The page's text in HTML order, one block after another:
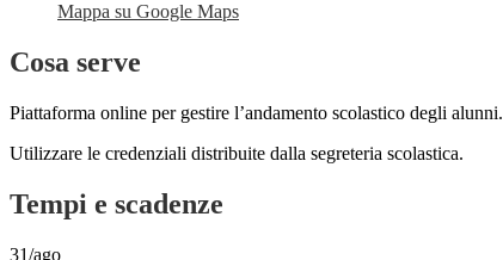
Mappa su Google Maps
Cosa serve
Piattaforma online per gestire l’andamento scolastico degli alunni.
Utilizzare le credenziali distribuite dalla segreteria scolastica.
Tempi e scadenze
31/ago